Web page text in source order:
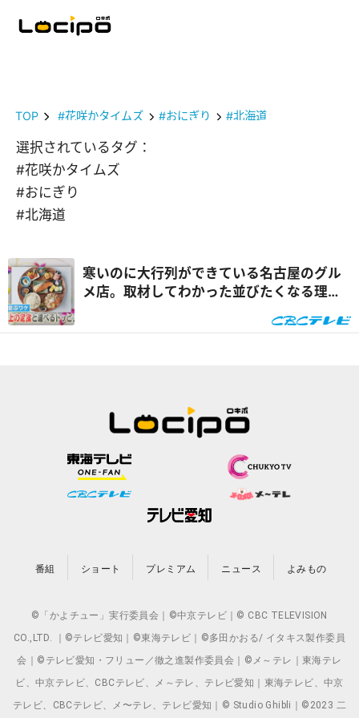
TOP #花咲かタイムズ #おにぎり #北海道
選択されているタグ：
#花咲かタイムズ
#おにぎり
#北海道
寒いのに大行列ができている名古屋のグル
メ店。取材してわかった並びたくなる理由
番組 ショート プレミアム ニュース よみもの
©「かよチュー」実行委員会｜©中京テレビ｜© CBC TELEVISION
CO.,LTD. ｜©テレビ愛知｜©東海テレビ｜©多田かおる/ イタキス製作委員
会｜©テレビ愛知・フリュー／徹之進製作委員会｜©メ～テレ｜東海テレ
ビ、中京テレビ、CBCテレビ、メ～テレ、テレビ愛知｜東海テレビ、中京
テレビ、CBCテレビ、メ〜テレ、テレビ愛知｜© Studio Ghibli｜©2023 二